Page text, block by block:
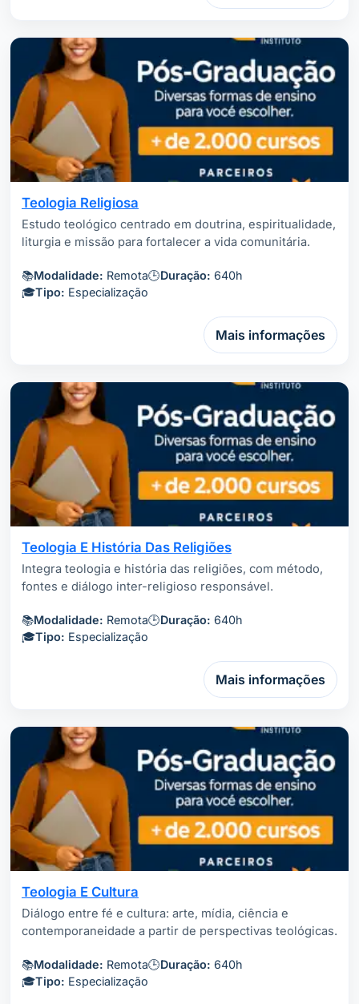
Teologia Religiosa
Estudo teológico centrado em doutrina, espiritualidade,
liturgia e missão para fortalecer a vida comunitária.
📚Modalidade: Remota🕒Duração: 640h
🎓Tipo: Especialização
Mais informações
Teologia E História Das Religiões
Integra teologia e história das religiões, com método,
fontes e diálogo inter-religioso responsável.
📚Modalidade: Remota🕒Duração: 640h
🎓Tipo: Especialização
Mais informações
Teologia E Cultura
Diálogo entre fé e cultura: arte, mídia, ciência e
contemporaneidade a partir de perspectivas teológicas.
📚Modalidade: Remota🕒Duração: 640h
🎓Tipo: Especialização